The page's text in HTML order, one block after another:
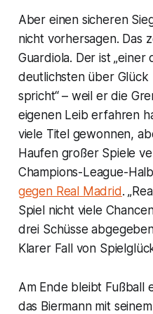
Aber einen sicheren
nicht vorhersagen. Das
Guardiola. Der ist
deutlichsten über Glück
spricht“ – weil er die
eigenen Leib erfahren
viele Titel gewonnen,
Haufen großer Spiele
Champions-League-
gegen Real Madrid .
Spiel nicht viele
drei Schüsse
Klarer Fall von
Am Ende bleibt Fußball
das Biermann mit